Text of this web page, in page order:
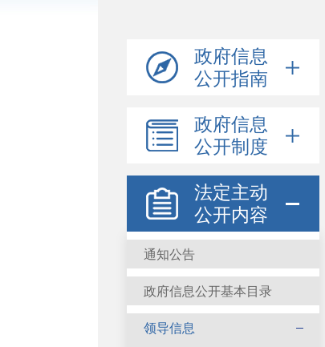
政府信息
公开指南
政府信息
公开制度
法定主动
公开内容
通知公告
政府信息公开基本目录
领导信息